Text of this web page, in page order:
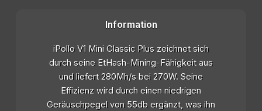
Information
iPollo V1 Mini Classic Plus zeichnet sich
durch seine EtHash-Mining-Fähigkeit aus
und liefert 280Mh/s bei 270W. Seine
Effizienz wird durch einen niedrigen
Geräuschpegel von 55db ergänzt, was ihn